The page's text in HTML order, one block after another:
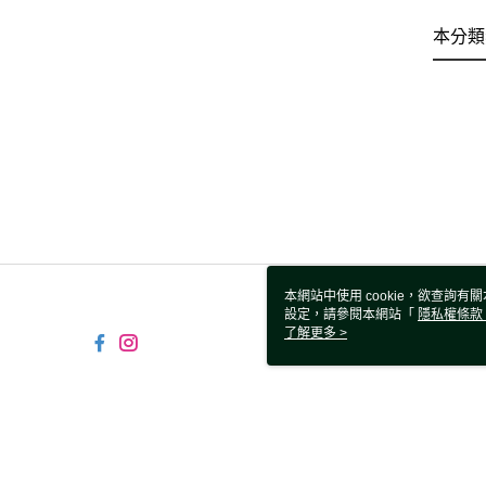
本分
本網站中使用 cookie，欲查詢有
設定，請參閱本網站「 隱私權條款
使用 cookie。
了解更多 >